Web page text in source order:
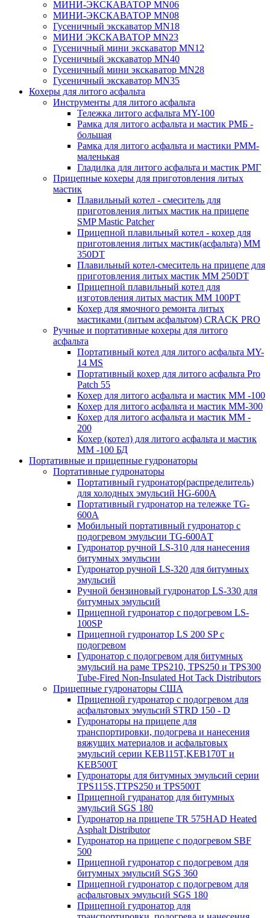
МИНИ-ЭКСКАВАТОР MN06
МИНИ-ЭКСКАВАТОР MN08
Гусеничный экскаватор MN18
МИНИ ЭКСКАВАТОР MN23
Гусеничный мини экскаватор MN12
Гусеничный экскаватор MN40
Гусеничный мини экскаватор MN28
Гусеничный экскаватор MN35
Кохеры для литого асфальта
Инструменты для литого асфальта
Тележка литого асфальта MY-100
Рамка для литого асфальта и мастик РМБ -
большая
Рамка для литого асфальта и мастики РММ-
маленькая
Гладилка для литого асфальта и мастик РМГ
Прицепные кохеры для приготовления литых
мастик
Плавильный котел - смеситель для
приготовления литых мастик на прицепе
SMP Mastic Patcher
Прицепной плавильный котел - кохер для
приготовления литых мастик(асфальта) MM
350DT
Плавильный котел-смеситель на прицепе для
приготовления литых мастик MM 250DT
Прицепной плавильный котел для
изготовления литых мастик MM 100PT
Кохер для ямочного ремонта литых
мастиками (литым асфальтом) CRACK PRO
Ручные и портативные кохеры для литого
асфальта
Портативный котел для литого асфальта MY-
14 MS
Портативный кохер для литого асфальта Pro
Patch 55
Кохер для литого асфальта и мастик MM -100
Кохер для литого асфальта и мастик MM-300
Кохер для литого асфальта и мастик MM -
200
Кохер (котел) для литого асфальта и мастик
MM -100 БД
Портативные и прицепные гудронаторы
Портативные гудронаторы
Портативный гудронатор(распределитель)
для холодных эмульсий HG-600A
Портативный гудронатор на тележке TG-
600A
Мобильный портативный гудронатор с
подогревом эмульсии TG-600AТ
Гудронатор ручной LS-310 для нанесения
битумных эмульсии
Гудронатор ручной LS-320 для битумных
эмульсий
Ручной бензиновый гудронатор LS-330 для
битумных эмульсий
Прицепной гудронатор с подогревом LS-
100SP
Прицепной гудронатор LS 200 SP с
подогревом
Гудронатор с подогревом для битумных
эмульсий на раме TPS210, TPS250 и TPS300
Tube-Fired Non-Insulated Hot Tack Distributors
Прицепные гудронаторы США
Прицепной гудронатор с подогревом для
асфальтовых эмульсий STRD 150 - D
Гудронаторы на прицепе для
транспортировки, подогрева и нанесения
вяжущих материалов и асфальтовых
эмульсий серии KEB115T,KEB170T и
KEB500T
Гудронаторы для битумных эмульсий серии
TPS115S,TTPS250 и TPS500T
Прицепной гудранатор для битумных
эмульсий SGS 180
Гудронатор на прицепе TR 575HAD Heated
Asphalt Distributor
Гудронатор на прицепе с подогревом SBF
500
Прицепной гудронатор с подогревом для
битумных эмульсий SGS 360
Прицепной гудронатор с подогревом для
асфальтовых эмульсий SGS 180
Прицепной гудронатор для